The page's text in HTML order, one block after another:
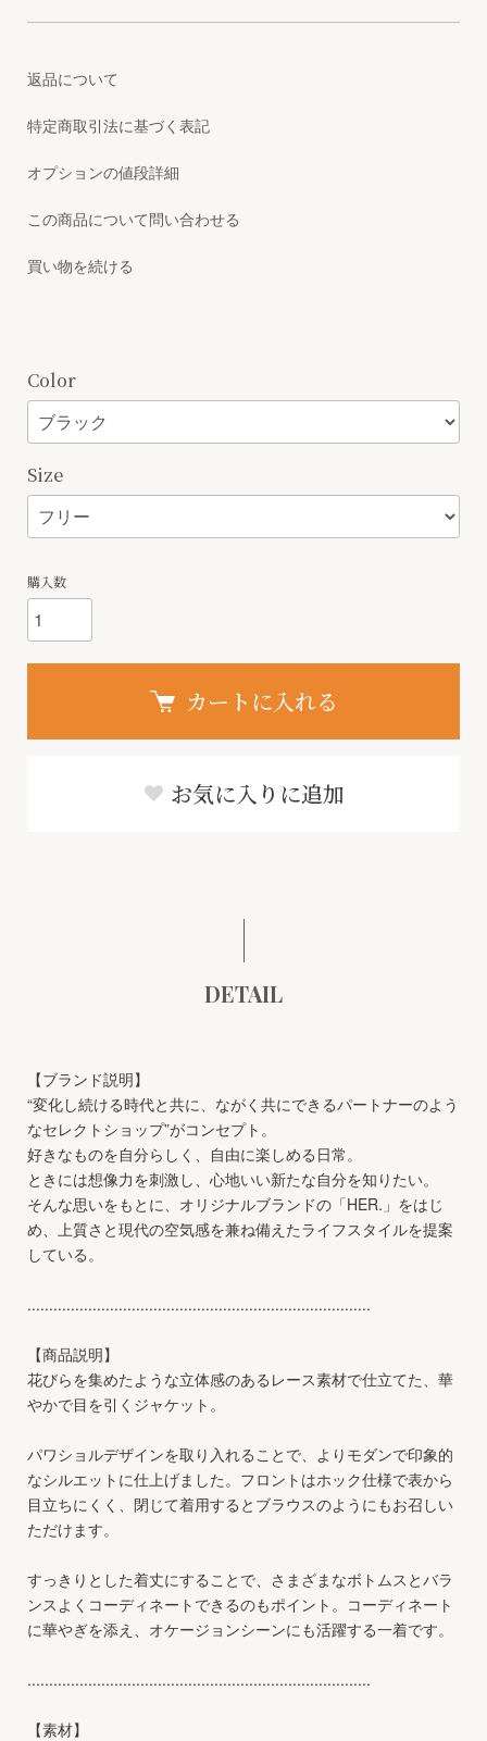
返品について
特定商取引法に基づく表記
オプションの値段詳細
この商品について問い合わせる
買い物を続ける
Color
Size
購入数
カートに入れる
お気に入りに追加
DETAIL
【ブランド説明】
“変化し続ける時代と共に、ながく共にできるパートナーのよう
なセレクトショップ”がコンセプト。
好きなものを自分らしく、自由に楽しめる日常。
ときには想像力を刺激し、心地いい新たな自分を知りたい。
そんな思いをもとに、オリジナルブランドの「HER.」をはじ
め、上質さと現代の空気感を兼ね備えたライフスタイルを提案
している。
...............................................................................
【商品説明】
花びらを集めたような立体感のあるレース素材で仕立てた、華
やかで目を引くジャケット。
パワショルデザインを取り入れることで、よりモダンで印象的
なシルエットに仕上げました。フロントはホック仕様で表から
目立ちにくく、閉じて着用するとブラウスのようにもお召しい
ただけます。
すっきりとした着丈にすることで、さまざまなボトムスとバラ
ンスよくコーディネートできるのもポイント。コーディネート
に華やぎを添え、オケージョンシーンにも活躍する一着です。
...............................................................................
【素材】